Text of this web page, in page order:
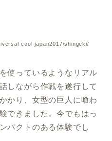
cool-japan2017/shingeki/
使っているようなリアル
しながら作戦を遂行して
かり、女型の巨人に喰わ
できました。今でもはっ
パクトのある体験でし